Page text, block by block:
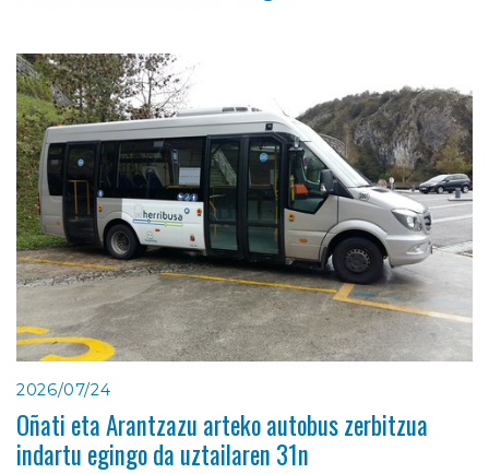
2026/07/24
Oñati eta Arantzazu arteko autobus zerbitzua
indartu egingo da uztailaren 31n